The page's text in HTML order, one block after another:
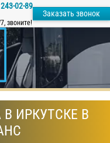
02-89
звоните!
Заказать звонок
ИРКУТСКЕ В